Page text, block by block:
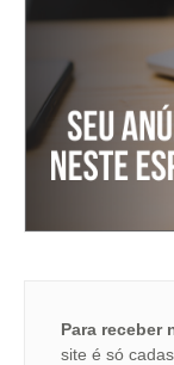
Para receber
site é só